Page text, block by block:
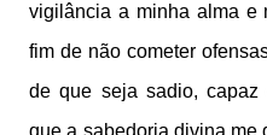
vigilância a minha alma e
fim de não cometer
de que seja sadio, capaz
que a sabedoria divina me